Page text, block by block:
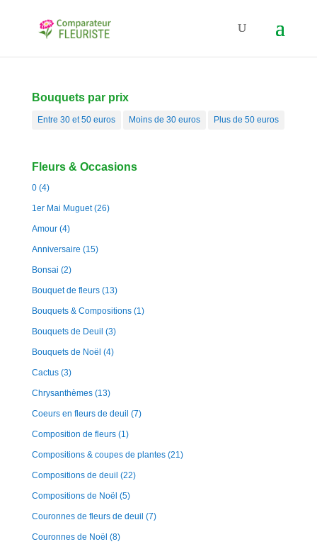
Bouquets par prix
Entre 30 et 50 euros Moins de 30 euros Plus de 50 euros
Fleurs & Occasions
0 (4)
1er Mai Muguet (26)
Amour (4)
Anniversaire (15)
Bonsai (2)
Bouquet de fleurs (13)
Bouquets & Compositions (1)
Bouquets de Deuil (3)
Bouquets de Noël (4)
Cactus (3)
Chrysanthèmes (13)
Coeurs en fleurs de deuil (7)
Composition de fleurs (1)
Compositions & coupes de plantes (21)
Compositions de deuil (22)
Compositions de Noël (5)
Couronnes de fleurs de deuil (7)
Couronnes de Noël (8)